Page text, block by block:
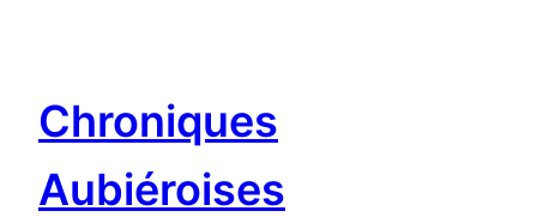
Chroniques
Aubiéroises